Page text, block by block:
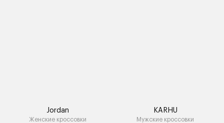
Jordan
Женские кроссовки
KARHU
Мужские кроссовки